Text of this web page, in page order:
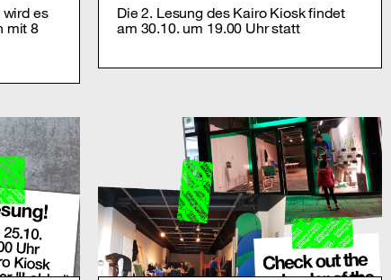
es
mit 8
Die 2. Lesung des Kairo Kiosk findet
am 30.10. um 19.00 Uhr statt